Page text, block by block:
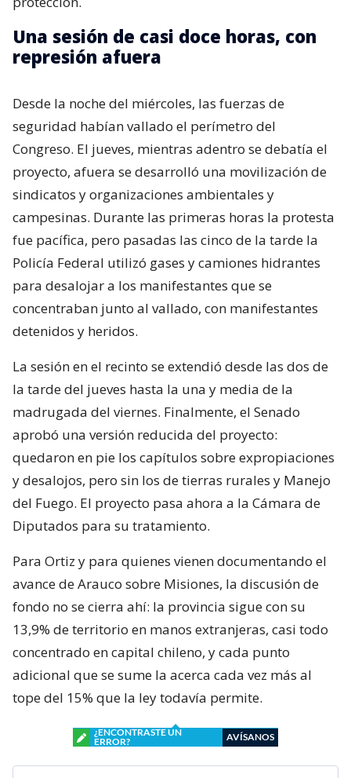
Una sesión de casi doce horas, con
represión afuera
Desde la noche del miércoles, las fuerzas de
seguridad habían vallado el perímetro del
Congreso. El jueves, mientras adentro se debatía el
proyecto, afuera se desarrolló una movilización de
sindicatos y organizaciones ambientales y
campesinas. Durante las primeras horas la protesta
fue pacífica, pero pasadas las cinco de la tarde la
Policía Federal utilizó gases y camiones hidrantes
para desalojar a los manifestantes que se
concentraban junto al vallado, con manifestantes
detenidos y heridos.
La sesión en el recinto se extendió desde las dos de
la tarde del jueves hasta la una y media de la
madrugada del viernes. Finalmente, el Senado
aprobó una versión reducida del proyecto:
quedaron en pie los capítulos sobre expropiaciones
y desalojos, pero sin los de tierras rurales y Manejo
del Fuego. El proyecto pasa ahora a la Cámara de
Diputados para su tratamiento.
Para Ortiz y para quienes vienen documentando el
avance de Arauco sobre Misiones, la discusión de
fondo no se cierra ahí: la provincia sigue con su
13,9% de territorio en manos extranjeras, casi todo
concentrado en capital chileno, y cada punto
adicional que se sume la acerca cada vez más al
tope del 15% que la ley todavía permite.
¿ENCONTRASTE UN
ERROR?
AVÍSANOS